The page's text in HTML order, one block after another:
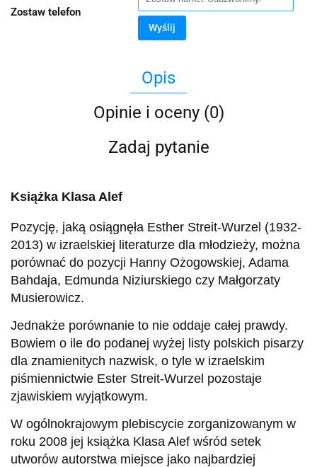
Zostaw telefon
Wyślij
Opis
Opinie i oceny (0)
Zadaj pytanie
Książka Klasa Alef
Pozycję, jaką osiągnęła Esther Streit-Wurzel (1932-
2013) w izraelskiej literaturze dla młodzieży, można
porównać do pozycji Hanny Ożogowskiej, Adama
Bahdaja, Edmunda Niziurskiego czy Małgorzaty
Musierowicz.
Jednakże porównanie to nie oddaje całej prawdy.
Bowiem o ile do podanej wyżej listy polskich pisarzy
dla znamienitych nazwisk, o tyle w izraelskim
piśmiennictwie Ester Streit-Wurzel pozostaje
zjawiskiem wyjątkowym.
W ogólnokrajowym plebiscycie zorganizowanym w
roku 2008 jej książka Klasa Alef wśród setek
utworów autorstwa miejsce jako najbardziej